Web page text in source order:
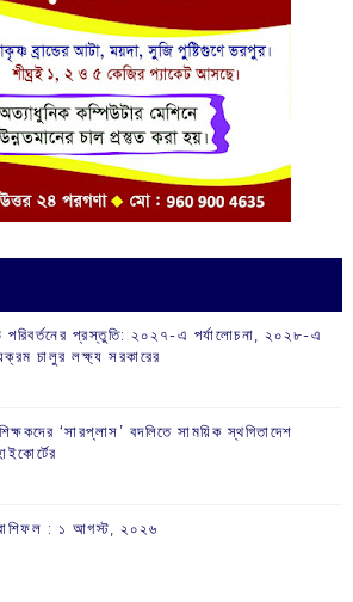
পরিবর্তনের প্রস্তুতি: ২০২৭-এ পর্যালোচনা, ২০২৮-এ
চালুর লক্ষ্য সরকারের
‘সারপ্লাস’ বদলিতে সাময়িক স্থগিতাদেশ
:‌ ‌‌১ আগস্ট, ২০২৬